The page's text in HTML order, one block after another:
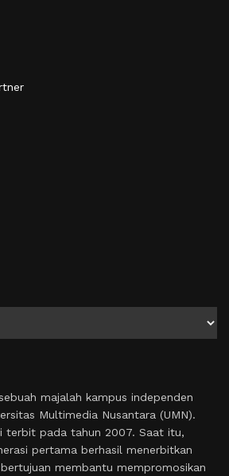
majalah kampus independen
Multimedia Nusantara (UMN).
terbit pada tahun 2007. Saat itu,
pertama berhasil menerbitkan
membantu mempromosikan